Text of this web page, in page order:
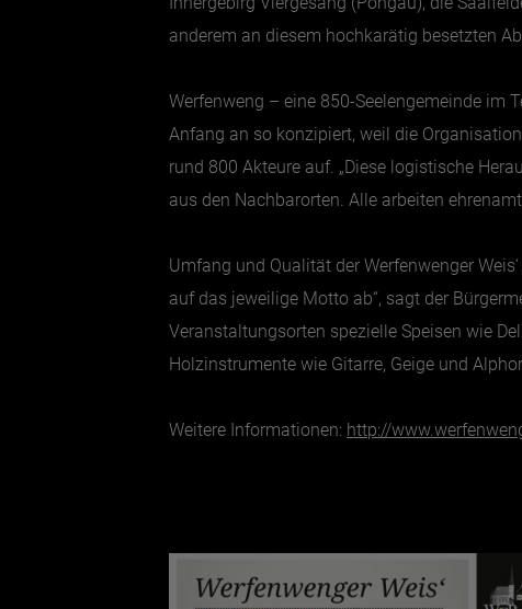
anderem an diesem hochkarätig besetzten
Werfenweng – eine 850-Seelengemeinde im
Anfang an so konzipiert, weil die
rund 800 Akteure auf. „Diese logistische
aus den Nachbarorten. Alle arbeiten
Umfang und Qualität der Werfenwenger
auf das jeweilige Motto ab“, sagt der
Veranstaltungsorten spezielle Speisen wie
Holzinstrumente wie Gitarre, Geige und
Weitere Informationen: http://